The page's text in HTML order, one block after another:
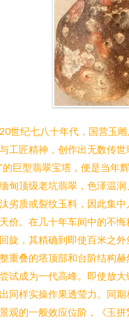
世纪七八十年代，国营玉
工匠精神，创作出无数传
的巨型翡翠宝塔，便是当年
甸顶级老坑翡翠，色泽温
劣质或裂纹玉料，因此集
价。在几十年车间中的不
旋，其精确到即使百米之
重叠的塔顶部和台阶结构
试成为一代高峰。即使放
同样实操作果透莹力。同
观的一般效应位阶，《玉